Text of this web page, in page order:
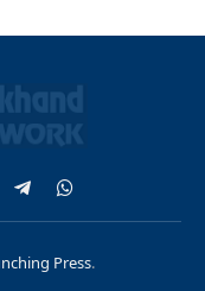
TelegramWhatsApp
Press.